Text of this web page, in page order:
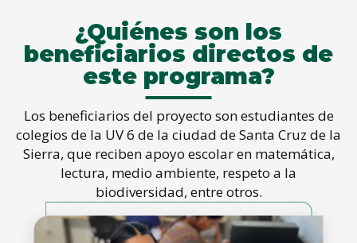
¿Quiénes son los
beneficiarios directos de
este programa?
Los beneficiarios del proyecto son estudiantes de
colegios de la UV 6 de la ciudad de Santa Cruz de la
Sierra, que reciben apoyo escolar en matemática,
lectura, medio ambiente, respeto a la
biodiversidad, entre otros.